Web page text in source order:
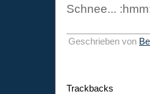
Schnee...
Geschrieben von
Trackbacks